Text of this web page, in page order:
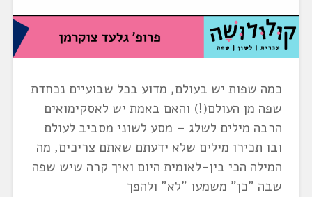
כמה שפות יש בעולם, מדוע בכל שבועיים נכחדת
שפה מן העולם(!) והאם באמת יש לאסקימואים
הרבה מילים לשלג – מסע לשוני מסביב לעולם
ובו תכירו מילים שלא ידעתם שאתם צריכים, מה
המילה הכי בין-לאומית היום ואיך קרה שיש שפה
שבה "כן" משמעו "לא" ולהפך